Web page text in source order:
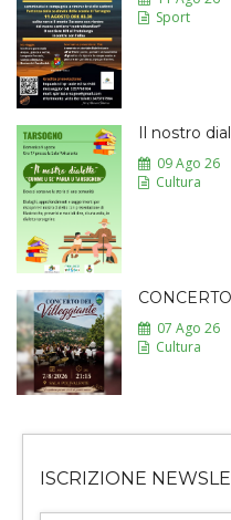
Sport
Il nostro
09 Ago 26
Cultura
07 Ago 26
Cultura
ISCRIZIONE